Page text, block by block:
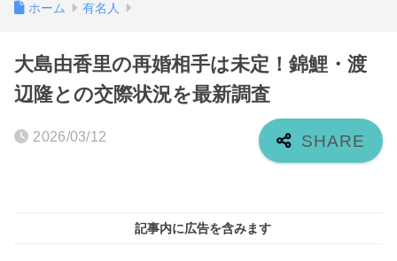
ホーム 有名人
大島由香里の再婚相手は未定！錦鯉・渡
辺隆との交際状況を最新調査
2026/03/12
記事内に広告を含みます